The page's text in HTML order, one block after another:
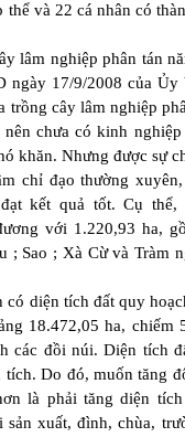
thể và 22 cá nhân có
nghiệp phân tán
ngày 17/9/2008 của
trồng cây lâm nghiệp
chưa có kinh
khăn. Nhưng được sự
chỉ đạo thường
kết quả tốt. Cụ
với 1.220,93 ha,
; Sao ; Xà Cừ và Tràm
diện tích đất quy
18.472,05 ha, chiếm
các đồi núi. Diện tích
tích. Do đó, muốn tăng
là phải tăng diện
sản xuất, đình, chùa,